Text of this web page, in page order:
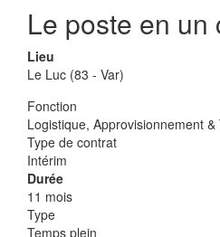
Le poste en un
Lieu
Le Luc (83 - Var)
Fonction
Logistique, Approvisionnement &
Type de contrat
Intérim
Durée
11 mois
Type
Temps plein